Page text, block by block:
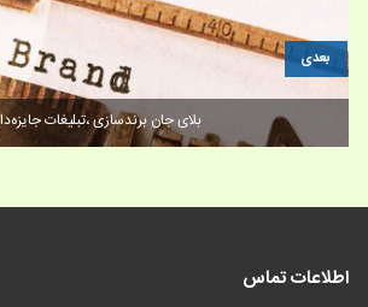
فروش تمام لیست های برند
بعدی
اطلاعات تماس